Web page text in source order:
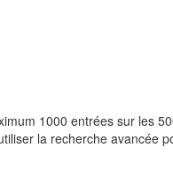
1000 entrées sur les
la recherche avancée